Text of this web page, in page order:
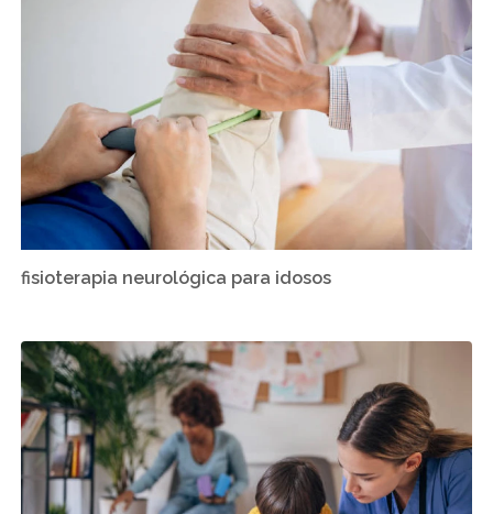
fisioterapia neurológica para idosos